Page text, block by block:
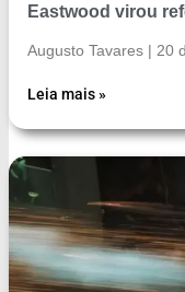
Eastwood virou
Augusto Tavares 20
Leia mais »